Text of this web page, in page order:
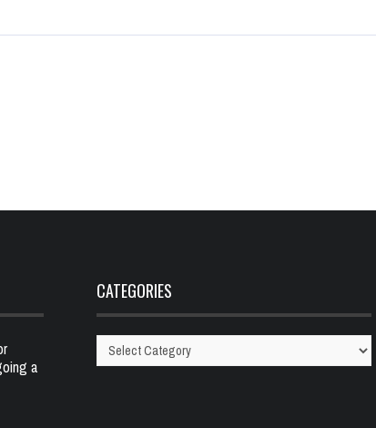
a
CATEGORIES
Categories